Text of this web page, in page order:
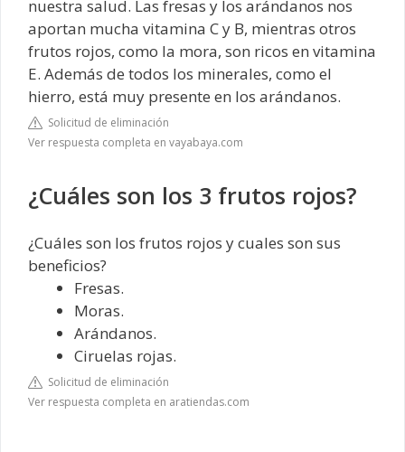
nuestra salud. Las fresas y los arándanos nos
aportan mucha vitamina C y B, mientras otros
frutos rojos, como la mora, son ricos en vitamina
E. Además de todos los minerales, como el
hierro, está muy presente en los arándanos.
Solicitud de eliminación
Ver respuesta completa en vayabaya.com
¿Cuáles son los 3 frutos rojos?
¿Cuáles son los frutos rojos y cuales son sus
beneficios?
Fresas.
Moras.
Arándanos.
Ciruelas rojas.
Solicitud de eliminación
Ver respuesta completa en aratiendas.com